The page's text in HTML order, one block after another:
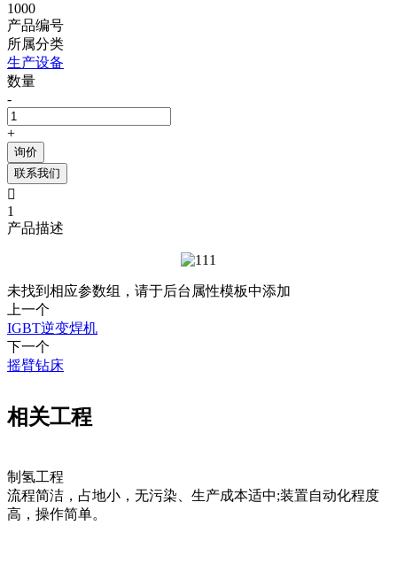
1000
产品编号
所属分类
生产设备
数量
-
+
询价
联系我们

1
产品描述
未找到相应参数组，请于后台属性模板中添加
上一个
IGBT逆变焊机
下一个
摇臂钻床
相关工程
制氢工程
流程简洁，占地小，无污染、生产成本适中;装置自动化程度
高，操作简单。